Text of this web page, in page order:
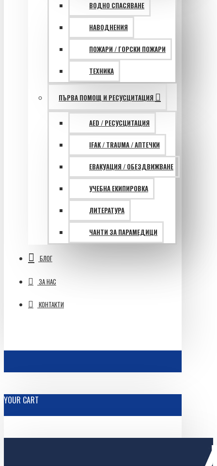
ВОДНО СПАСЯВАНЕ
НАВОДНЕНИЯ
ПОЖАРИ / ГОРСКИ ПОЖАРИ
ТЕХНИКА
ПЪРВА ПОМОЩ И РЕСУСЦИТАЦИЯ
AED / РЕСУСЦИТАЦИЯ
IFAK / TRAUMA / АПТЕЧКИ
ЕВАКУАЦИЯ / ОБЕЗДВИЖВАНЕ
УЧЕБНА ЕКИПИРОВКА
ЛИТЕРАТУРА
ЧАНТИ ЗА ПАРАМЕДИЦИ
БЛОГ
ЗА НАС
КОНТАКТИ
YOUR CART